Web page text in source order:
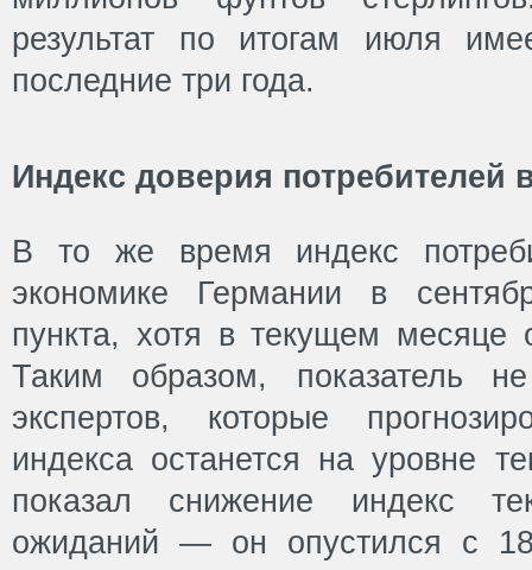
результат по итогам июля
последние три года.
Индекс доверия потребителей
В то же время индекс
экономике Германии в
пункта, хотя в текущем месяце
Таким образом, показатель
экспертов, которые
индекса останется на уровне
показал снижение индекс
ожиданий — он опустился с